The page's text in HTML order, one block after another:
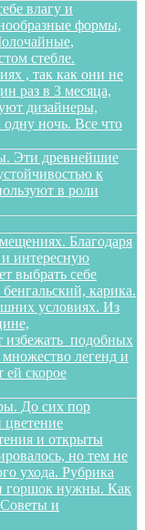
влагу и
формы,
стебле.
, так как они не
раз в 3 месяца,
дизайнеры,
ночь. Все что
Эти древнейшие
к
в роли
Благодаря
и интересную
выбрать себе
карика.
условиях. Из
избежать подобных
легенд и
скорое
До сих пор
цветение
и открыты
но тем не
ухода. Рубрика
и горшок нужны. Как
и